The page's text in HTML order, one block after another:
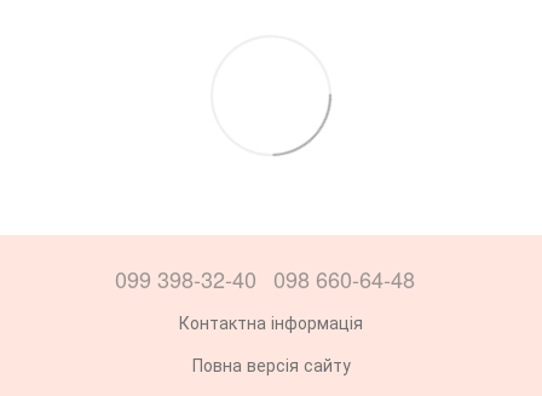
099 398-32-40 098 660-64-48
Контактна інформація
Повна версія сайту